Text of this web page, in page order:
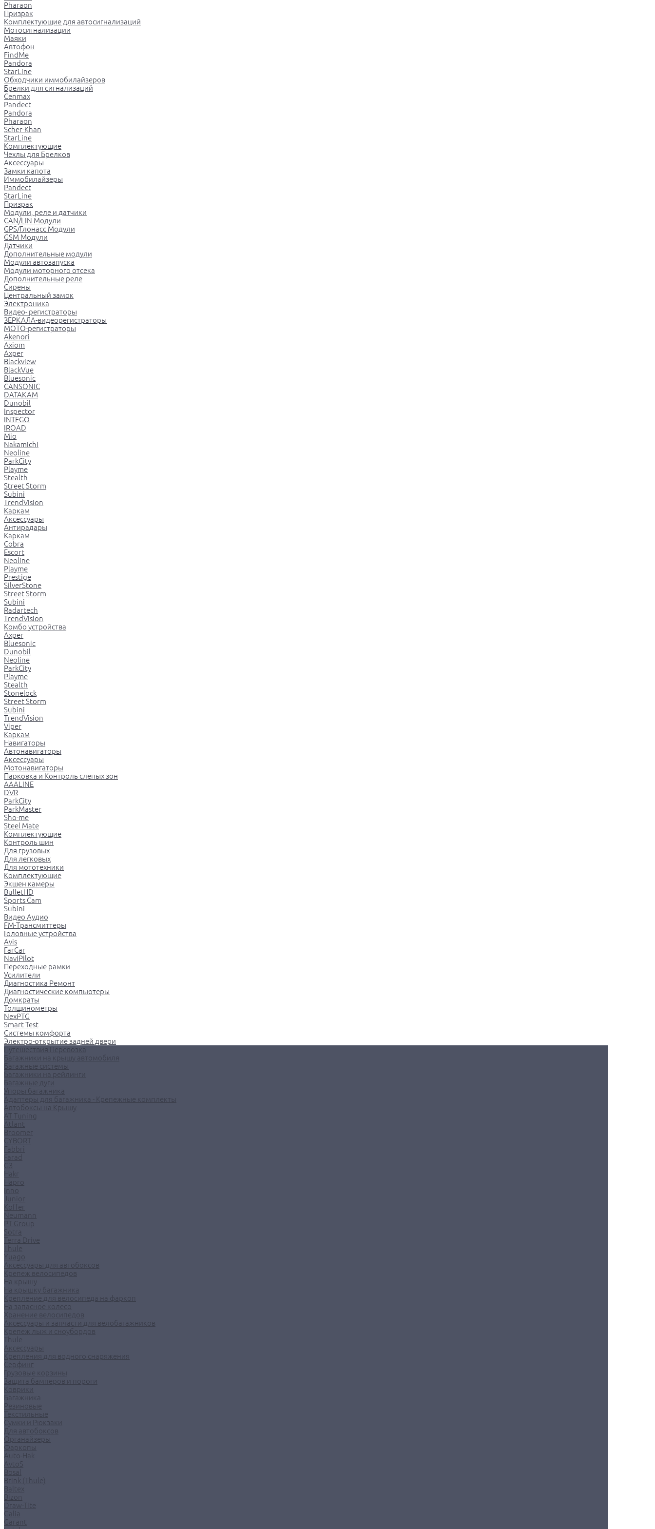
Pharaon
Призрак
Комплектующие для автосигнализаций
Мотосигнализации
Маяки
Автофон
FindMe
Pandora
StarLine
Обходчики иммобилайзеров
Брелки для сигнализаций
Cenmax
Pandect
Pandora
Pharaon
Scher-Khan
StarLine
Комплектующие
Чехлы для Брелков
Аксессуары
Замки капота
Иммобилайзеры
Pandect
StarLine
Призрак
Модули, реле и датчики
CAN/LIN Модули
GPS/Глонасс Модули
GSM Модули
Датчики
Дополнительные модули
Модули автозапуска
Модули моторного отсека
Дополнительные реле
Сирены
Центральный замок
Электроника
Видео- регистраторы
ЗЕРКАЛА-видеорегистраторы
МОТО-регистраторы
Akenori
Axiom
Axper
Blackview
BlackVue
Bluesonic
CANSONIC
DATAKAM
Dunobil
Inspector
INTEGO
IROAD
Mio
Nakamichi
Neoline
ParkCity
Playme
Stealth
Street Storm
Subini
TrendVision
Каркам
Аксессуары
Антирадары
Каркам
Cobra
Escort
Neoline
Playme
Prestige
SilverStone
Street Storm
Subini
Radartech
TrendVision
Комбо устройства
Axper
Bluesonic
Dunobil
Neoline
ParkCity
Playme
Stealth
Stonelock
Street Storm
Subini
TrendVision
Viper
Каркам
Навигаторы
Автонавигаторы
Аксессуары
Мотонавигаторы
Парковка и Контроль слепых зон
AAALINE
DVR
ParkCity
ParkMaster
Sho-me
Steel Mate
Комплектующие
Контроль шин
Для грузовых
Для легковых
Для мототехники
Комплектующие
Экшен камеры
BulletHD
Sports Cam
Subini
Видео Аудио
FM-Трансмиттеры
Головные устройства
Avis
FarCar
NaviPilot
Переходные рамки
Усилители
Диагностика Ремонт
Диагностические компьютеры
Домкраты
Толщинометры
NexPTG
Smart Test
Системы комфорта
Электро-открытие задней двери
Путешествия Перевозка
Багажники на крышу автомобиля
Багажные системы
Багажники на рейлинги
Багажные дуги
Упоры багажника
Адаптеры для багажника - Крепежные комплекты
Автобоксы на Крышу
AT Tuning
Atlant
Broomer
CYBORT
Fabbri
Farad
G3
Hakr
Hapro
Inno
Junior
Koffer
Neumann
PT Group
Sotra
Terra Drive
Thule
Yuago
Аксессуары для автобоксов
Крепеж велосипедов
На крышу
На крышку багажника
Крепление для велосипеда на фаркоп
На запасное колесо
Хранение велосипедов
Аксессуары и запчасти для велобагажников
Крепеж лыж и сноубордов
Thule
Аксессуары
Крепления для водного снаряжения
Серфинг
Грузовые корзины
Защита бамперов и пороги
Коврики
Багажника
Резиновые
Текстильные
Сумки и Рюкзаки
Для автобоксов
Органайзеры
Фаркопы
Auto-Hak
AvtoS
Bosal
Brink (Thule)
Baltex
Bizon
Draw-Tite
Galia
Garant